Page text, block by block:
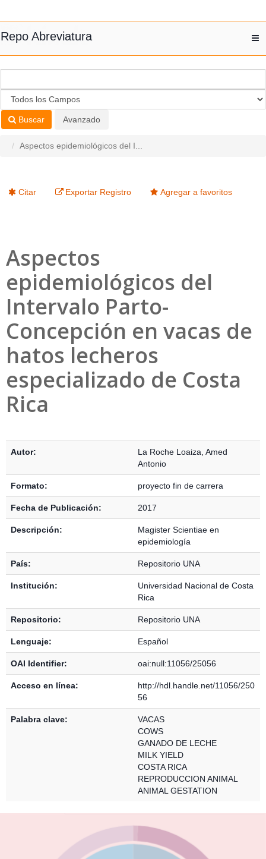
Repo Abreviatura
Buscar Avanzado
Aspectos epidemiológicos del I...
Citar Exportar Registro Agregar a favoritos
Aspectos
epidemiológicos del
Intervalo Parto-
Concepción en vacas de
hatos lecheros
especializado de Costa
Rica
Autor:
La Roche Loaiza, Amed
Antonio
Formato: proyecto fin de carrera
Fecha de Publicación: 2017
Descripción:
Magister Scientiae en
epidemiología
País: Repositorio UNA
Institución:
Universidad Nacional de Costa
Rica
Repositorio: Repositorio UNA
Lenguaje: Español
OAI Identifier: oai:null:11056/25056
Acceso en línea:
http://hdl.handle.net/11056/250
56
Palabra clave:
VACAS
COWS
GANADO DE LECHE
MILK YIELD
COSTA RICA
REPRODUCCION ANIMAL
ANIMAL GESTATION